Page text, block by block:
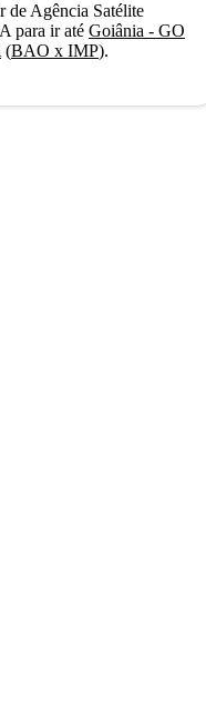
de Agência Satélite
para ir até Goiânia - GO
(BAO x IMP).